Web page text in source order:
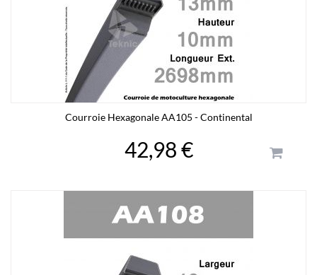
Courroie Hexagonale AA105 - Continental
42,98 €